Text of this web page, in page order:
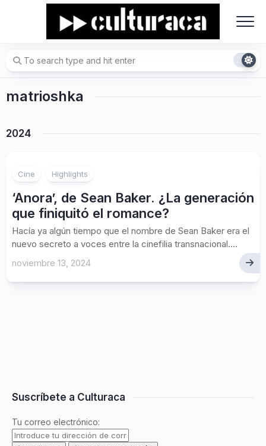
matrioshka
2024
Cine Highlights
‘Anora’, de Sean Baker. ¿La generación
que finiquitó el romance?
Hacía ya algún tiempo que el nombre de Sean Baker era el
nuevo secreto a voces entre la cinefilia transnacional....
noviembre 13, 2024
Suscríbete a Culturaca
Tu correo electrónico: